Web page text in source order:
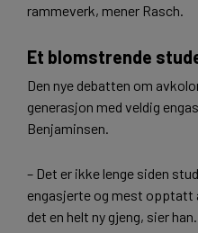
rammeverk, mener Rasch.
Et blomstrende
Den nye debatten om
generasjon med veldig
Benjaminsen.
– Det er ikke lenge siden
engasjerte og mest opptatt
det en helt ny gjeng, sier han.